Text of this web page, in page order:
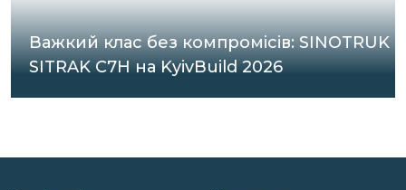
Важкий клас без компромісів: SINOTRUK
SITRAK C7H на KyivBuild 2026